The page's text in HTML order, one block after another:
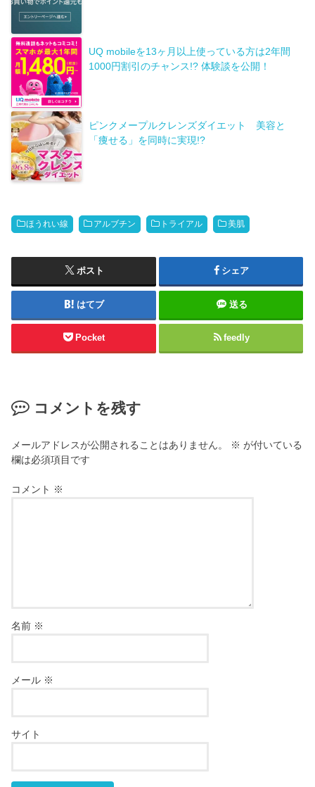
UQ mobileを13ヶ月以上使っている方は2年間
1000円割引のチャンス!? 体験談を公開！
ピンクメープルクレンズダイエット 美容と
「痩せる」を同時に実現!?
ほうれい線 アルブチン トライアル 美肌
ポスト シェア
はてブ 送る
Pocket feedly
コメントを残す
メールアドレスが公開されることはありません。 ※ が付いている
欄は必須項目です
コメント ※
名前 ※
メール ※
サイト